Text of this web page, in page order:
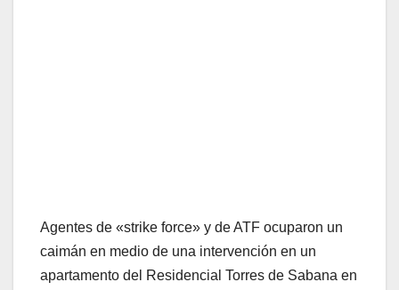
Agentes de «strike force» y de ATF ocuparon un
caimán en medio de una intervención en un
apartamento del Residencial Torres de Sabana en